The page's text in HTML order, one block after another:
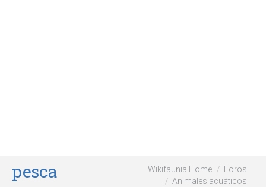
pesca
Wikifaunia Home
Foros
Animales acuáticos